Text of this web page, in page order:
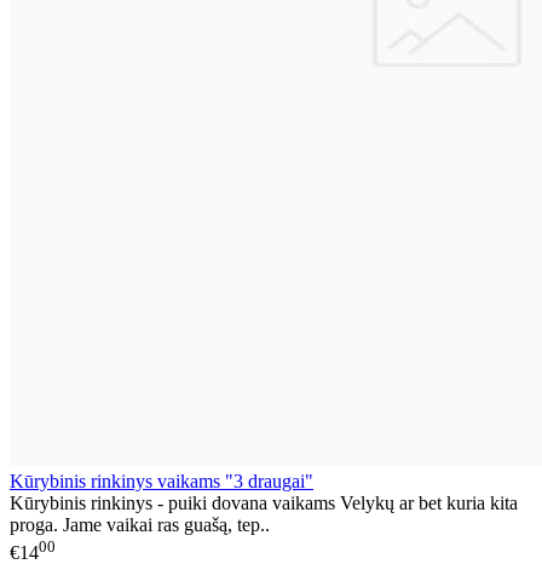
Kūrybinis rinkinys vaikams "3 draugai"
Kūrybinis rinkinys - puiki dovana vaikams Velykų ar bet kuria kita
proga. Jame vaikai ras guašą, tep..
€1400